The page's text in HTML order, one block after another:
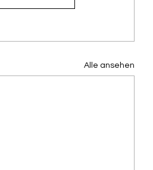
Alle ansehen